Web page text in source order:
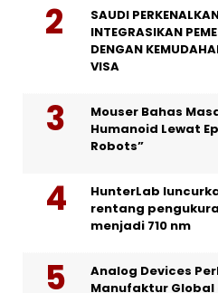
SAUDI
INTEGRASIKAN
DENGAN
VISA
Mouser Bahas
Humanoid Lewat
Robots”
HunterLab
rentang
menjadi 710 nm
Analog Devices
Manufaktur